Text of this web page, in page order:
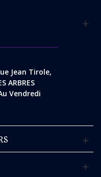
Jean Tirole,
ARBRES
Vendredi